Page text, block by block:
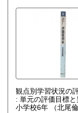
観点別学習状況の
: 単元の評価目標
小学校6年
（北尾